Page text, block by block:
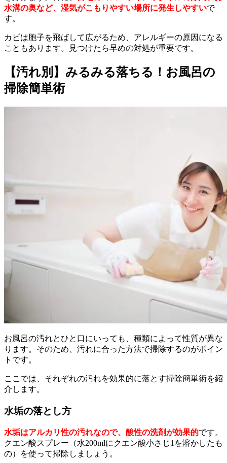
水溝の奥など、湿気がこもりやすい場所に発生しやすいで
す。
カビは胞子を飛ばして広がるため、アレルギーの原因になる
こともあります。見つけたら早めの対処が重要です。
【汚れ別】みるみる落ちる！お風呂の
掃除簡単術
お風呂の汚れとひと口にいっても、種類によって性質が異な
ります。そのため、汚れに合った方法で掃除するのがポイン
トです。
ここでは、それぞれの汚れを効果的に落とす掃除簡単術を紹
介します。
水垢の落とし方
水垢はアルカリ性の汚れなので、酸性の洗剤が効果的です。
クエン酸スプレー（水200mlにクエン酸小さじ1を溶かしたも
の）を使って掃除しましょう。